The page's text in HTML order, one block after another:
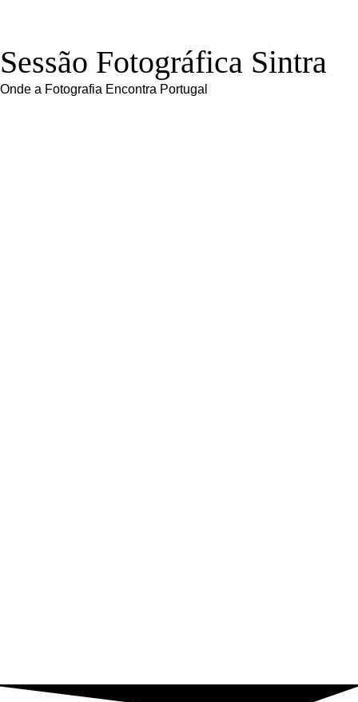
Sessão Fotográfica Sintra
Onde a Fotografia Encontra Portugal